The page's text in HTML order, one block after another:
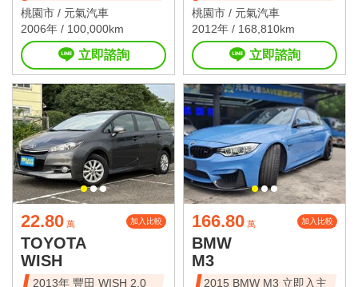
桃園市 / 元氣汽車
2006年 / 100,000km
立即諮詢
桃園市 / 元氣汽車
2012年 / 168,810km
立即諮詢
22.80 萬 加入比較
TOYOTA
WISH
2013年 豐田 WISH 2.0
166.80 萬 加入比較
BMW
M3
2015 BMW M3 立即入主